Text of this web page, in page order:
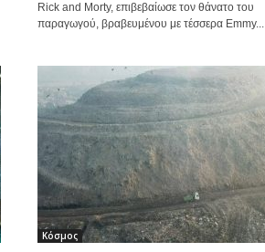
Rick and Morty, επιβεβαίωσε τον θάνατο του
παραγωγού, βραβευμένου με τέσσερα Emmy...
Κόσμος